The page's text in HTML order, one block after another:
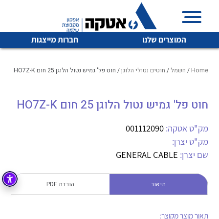
המוצרים שלנו חברות מייצגות
איכות | שרות | זמינות
והפצה של מוצרי
מיתוג, בקרה , ואינסטלציה חשמלית ופעילה ב7 תחומים:
חשמל
רובוטיקה ואוטומציה תעשייתית
Home
/ חשמל / חוטים נטולי הלוגן/ חוט פל' גמיש נטול הלוגן 25 חום HO7Z-K
חוט פל' גמיש נטול הלוגן 25 חום HO7Z-K
מק"ט אטקה: 001112090
מק"ט יצרן:
שם יצרן: GENERAL CABLE
תיאור הורדת PDF
תאור מוצר מקוצר: